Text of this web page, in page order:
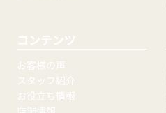
コンテンツ
お客様の声
スタッフ紹介
お役立ち情報